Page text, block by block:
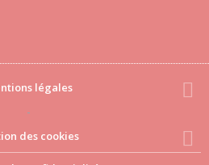
légales
-
des cookies